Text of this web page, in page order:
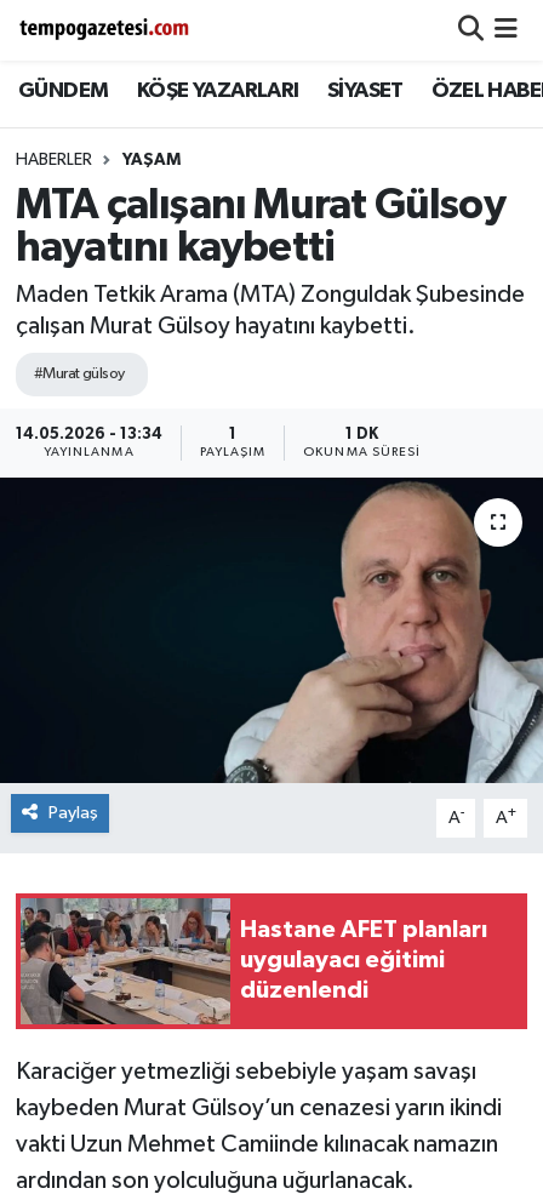
GÜNDEM KÖŞE YAZARLARI SİYASET ÖZEL
HABERLER YAŞAM
MTA çalışanı Murat Gülsoy
hayatını kaybetti
Maden Tetkik Arama (MTA) Zonguldak Şubesinde
çalışan Murat Gülsoy hayatını kaybetti.
#Murat gülsoy
14.05.2026 - 13:34
YAYINLANMA
1
PAYLAŞIM
1 DK
OKUNMA SÜRESI
Paylaş A- A+
Hastane AFET planları
uygulayacı eğitimi
düzenlendi
Karaciğer yetmezliği sebebiyle yaşam savaşı
kaybeden Murat Gülsoy’un cenazesi yarın ikindi
vakti Uzun Mehmet Camiinde kılınacak namazın
ardından son yolculuğuna uğurlanacak.
Alaplı
Çaycuma
Devrek
Gökçebey
Kilimli
Zonguldak Nöbetçi Eczaneler
Zonguldak Hava Durumu
Zonguldak Namaz Vakitleri
Süper Lig Puan Durumu ve Fikstür
Son Dakika Haberleri